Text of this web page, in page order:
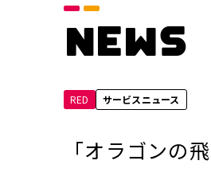
NEWS
RED サービスニュース
「オラゴンの
サービスニュース